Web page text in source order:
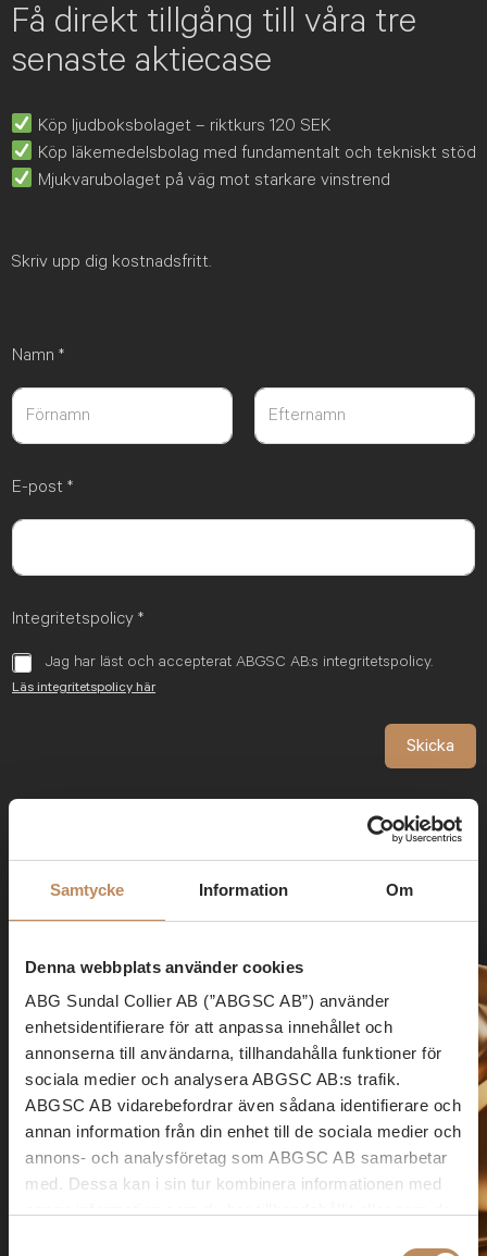
Samtycke Information Om
Denna webbplats använder cookies
ABG Sundal Collier AB (”ABGSC AB”) använder
enhetsidentifierare för att anpassa innehållet och
annonserna till användarna, tillhandahålla funktioner för
sociala medier och analysera ABGSC AB:s trafik.
ABGSC AB vidarebefordrar även sådana identifierare och
annan information från din enhet till de sociala medier och
annons- och analysföretag som ABGSC AB samarbetar
med. Dessa kan i sin tur kombinera informationen med
Få direkt tillgång till våra tre
senaste aktiecase
Köp ljudboksbolaget – riktkurs 120 SEK
Köp läkemedelsbolag med fundamentalt och tekniskt stöd
Mjukvarubolaget på väg mot starkare vinstrend
Skriv upp dig kostnadsfritt.
Namn *
E-post *
Integritetspolicy *
Jag har läst och accepterat ABGSC AB:s integritetspolicy.
Läs integritetspolicy här
Skicka
Från idé till